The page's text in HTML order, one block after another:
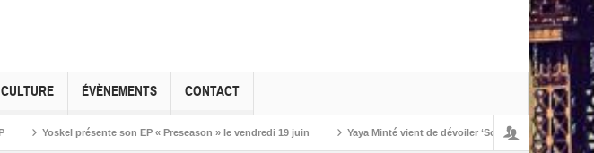
CULTURE ÉVÈNEMENTS CONTACT
Yoskel présente son EP « Preseason » le vendredi 19 juin Yaya Minté vient de dévoiler ‘So’, son premier album